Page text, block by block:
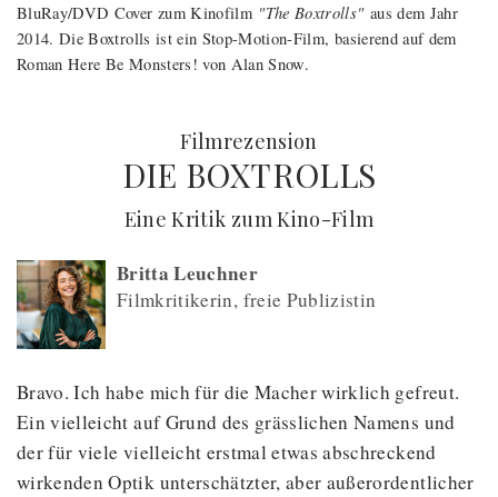
BluRay/DVD Cover zum Kinofilm "The Boxtrolls"aus dem Jahr
2014. Die Boxtrolls ist ein Stop-Motion-Film, basierend auf dem
Roman Here Be Monsters! von Alan Snow.
Filmrezension
DIE BOXTROLLS
(
Eine Kritik zum Kino-Film
Britta Leuchner
Filmkritikerin, freie Publizistin
Bravo. Ich habe mich für die Macher wirklich gefreut.
Ein vielleicht auf Grund des grässlichen Namens und
der für viele vielleicht erstmal etwas abschreckend
wirkenden Optik unterschätzter, aber außerordentlicher